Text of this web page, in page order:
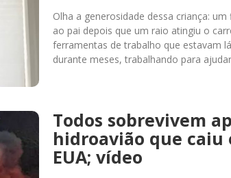
Olha a generosidade dessa criança:
ao pai depois que um raio atingiu o
ferramentas de trabalho que estavam
durante meses, trabalhando para
Todos sobrevivem
hidroavião que caiu
EUA; vídeo